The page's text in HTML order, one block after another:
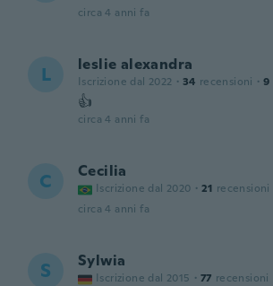
circa 4 anni fa
L leslie alexandra
Iscrizione dal 2022 · 34 recensioni · 9
👍
circa 4 anni fa
C Cecilia
Iscrizione dal 2020 · 21 recensioni
circa 4 anni fa
S Sylwia
Iscrizione dal 2015 · 77 recensioni